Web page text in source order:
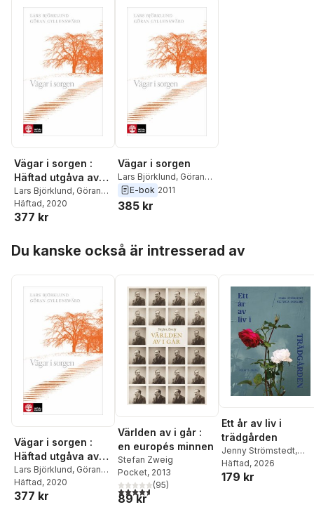
Vägar i sorgen :
Häftad utgåva av
originalutgåva från
2009
Lars Björklund, Göran
Gyllenswärd
Häftad, 2020
377 kr
Vägar i sorgen
Lars Björklund, Göran
Gyllenswärd
E-bok 2011
385 kr
Du kanske också är intresserad av
Vägar i sorgen :
Häftad utgåva av
originalutgåva från
2009
Lars Björklund, Göran
Gyllenswärd
Häftad, 2020
377 kr
Världen av i går :
en europés minnen
Stefan Zweig
Pocket, 2013
4,6utav 5 stjärnor. Totalt antal röster:
(95)
89 kr
Ett år av liv i
trädgården
Jenny Strömstedt,
Victoria Skoglund
Häftad, 2026
179 kr